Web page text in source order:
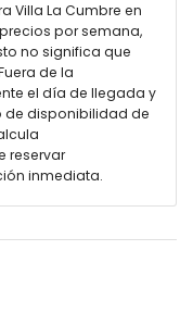
de jardín con
aire libre
y privado
menos de 100
Villa La Cumbre en
por semana,
no significa que
de la
el día de llegada y
de disponibilidad de
reservar
inmediata.